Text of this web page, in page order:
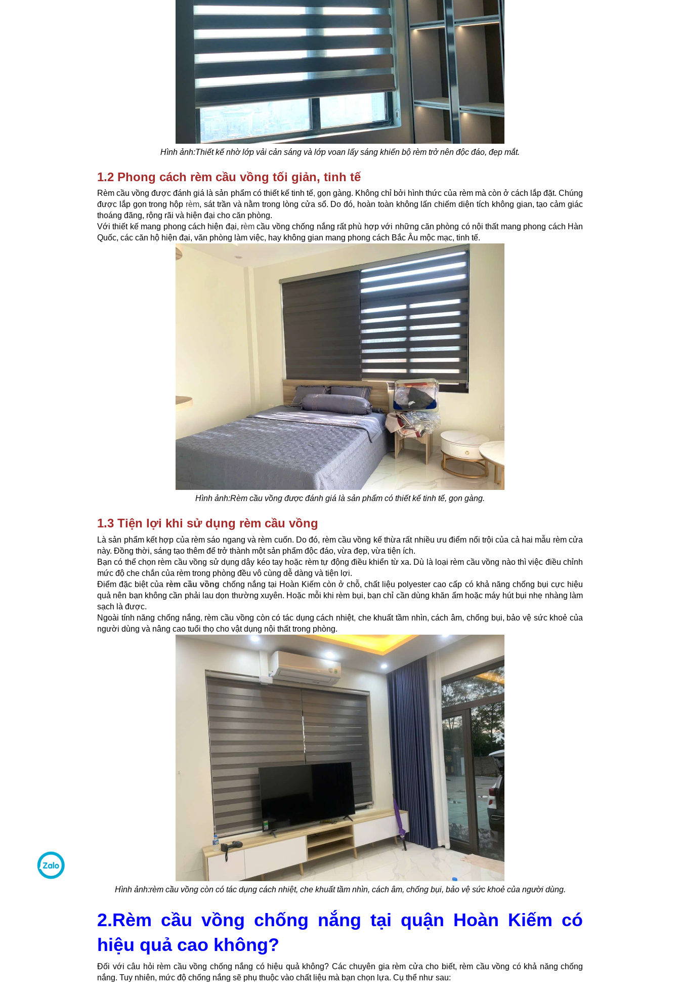
Hình ảnh:Thiết kế nhờ lớp vải cản sáng và lớp voan lấy sáng khiến bộ rèm trở nên độc đáo, đẹp mắt.
1.2 Phong cách rèm cầu vồng tối giản, tinh tế
Rèm cầu vồng được đánh giá là sản phẩm có thiết kế tinh tế, gọn gàng. Không chỉ bởi hình thức của rèm mà còn ở cách lắp đặt. Chúng
được lắp gọn trong hộp rèm, sát trần và nằm trong lòng cửa sổ. Do đó, hoàn toàn không lấn chiếm diện tích không gian, tạo cảm giác
thoáng đãng, rộng rãi và hiện đại cho căn phòng.
Với thiết kế mang phong cách hiện đại, rèmcầu vồng chống nắng rất phù hợp với những căn phòng có nội thất mang phong cách Hàn
Quốc, các căn hộ hiện đại, văn phòng làm việc, hay không gian mang phong cách Bắc Âu mộc mạc, tinh tế.
Hình ảnh:Rèm cầu vồng được đánh giá là sản phẩm có thiết kế tinh tế, gọn gàng.
1.3 Tiện lợi khi sử dụng rèm cầu vồng
Là sản phẩm kết hợp của rèm sáo ngang và rèm cuốn. Do đó, rèm cầu vồng kế thừa rất nhiều ưu điểm nổi trội của cả hai mẫu rèm cửa
này. Đồng thời, sáng tạo thêm để trở thành một sản phẩm độc đáo, vừa đẹp, vừa tiện ích.
Bạn có thể chọn rèm cầu vồng sử dụng dây kéo tay hoặc rèm tự động điều khiển từ xa. Dù là loại rèm cầu vồng nào thì việc điều chỉnh
mức độ che chắn của rèm trong phòng đều vô cùng dễ dàng và tiện lợi.
Điểm đặc biệt của rèm cầu vồng chống nắng tại Hoàn Kiếm còn ở chỗ, chất liệu polyester cao cấp có khả năng chống bụi cực hiệu
quả nên bạn không cần phải lau dọn thường xuyên. Hoặc mỗi khi rèm bụi, bạn chỉ cần dùng khăn ẩm hoặc máy hút bụi nhẹ nhàng làm
sạch là được.
Ngoài tính năng chống nắng, rèm cầu vồng còn có tác dụng cách nhiệt, che khuất tầm nhìn, cách âm, chống bụi, bảo vệ sức khoẻ của
người dùng và nâng cao tuổi thọ cho vật dụng nội thất trong phòng.
Hình ảnh:rèm cầu vồng còn có tác dụng cách nhiệt, che khuất tầm nhìn, cách âm, chống bụi, bảo vệ sức khoẻ của người dùng.
2.Rèm cầu vồng chống nắng tại quận Hoàn Kiếm có
hiệu quả cao không?
Đối với câu hỏi rèm cầu vồng chống nắng có hiệu quả không? Các chuyên gia rèm cửa cho biết, rèm cầu vồng có khả năng chống
nắng. Tuy nhiên, mức độ chống nắng sẽ phụ thuộc vào chất liệu mà bạn chọn lựa. Cụ thể như sau: